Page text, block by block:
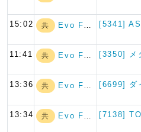
15:02 共 Evo Fund
11:41 共 Evo Fund
13:36 共 Evo Fund
13:34 共 Evo Fund